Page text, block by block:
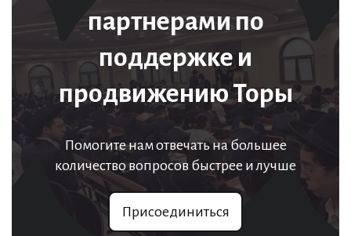
партнерами по
поддержке и
продвижению Торы
Помогите нам отвечать на большее
количество вопросов быстрее и лучше
Присоединиться